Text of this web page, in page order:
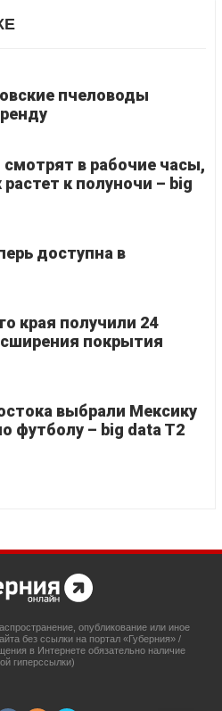
пчеловоды
в рабочие часы,
к полуночи – big
доступна в
края получили 24
покрытия
выбрали Мексику
футболу – big data T2
опубликование или иное
без ссылки на портал «Губерния» /
в Интернете обязательно наличие
гиперссылки)